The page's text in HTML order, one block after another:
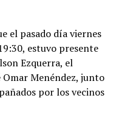
el pasado día viernes
estuvo presente
Ezquerra, el
Omar Menéndez, junto
por los vecinos